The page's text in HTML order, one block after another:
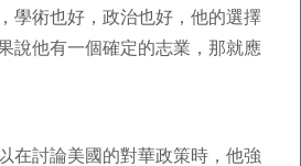
學術也好，政治也好，他的選擇
說他有一個確定的志業，那就應
在討論美國的對華政策時，他強